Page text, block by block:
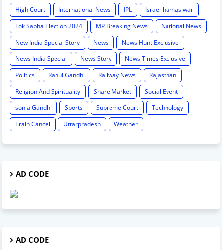
High Court
International News IPL
Israel-hamas war
Lok Sabha Election 2024
MP Breaking News
National News
New India Special Story
News
News Hunt Exclusive
News India Special
News Story
News Times Exclusive
Politics
Rahul Gandhi Railway News
Rajasthan
Religion And Spirituality
Share Market
Social Event
sonia Gandhi
Sports Supreme Court
Technology
Train Cancel
Uttarpradesh Weather
AD CODE
AD CODE